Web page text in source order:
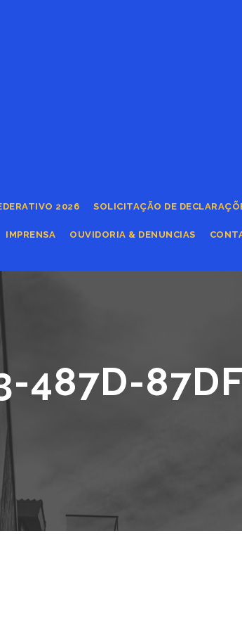
2026 SOLICITAÇÃO DE
IMPRENSA OUVIDORIA & DENUNCIAS
487D-